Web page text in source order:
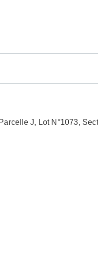
J, Lot N°1073,